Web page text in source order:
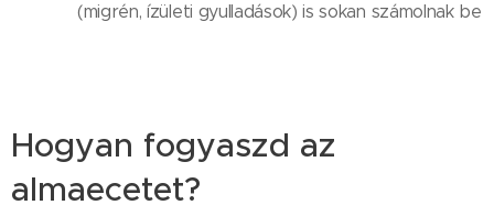
(migrén, ízületi gyulladások) is sokan számolnak be
Hogyan fogyaszd az
almaecetet?